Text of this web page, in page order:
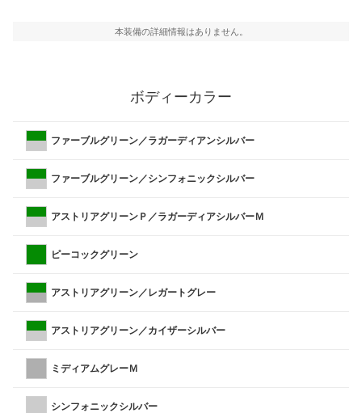
本装備の詳細情報はありません。
ボディーカラー
ファーブルグリーン／ラガーディアンシルバー
ファーブルグリーン／シンフォニックシルバー
アストリアグリーンＰ／ラガーディアシルバーＭ
ピーコックグリーン
アストリアグリーン／レガートグレー
アストリアグリーン／カイザーシルバー
ミディアムグレーＭ
シンフォニックシルバー